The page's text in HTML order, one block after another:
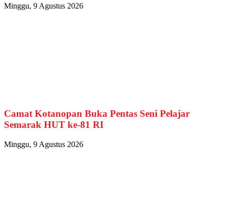
Minggu, 9 Agustus 2026
Camat Kotanopan Buka Pentas Seni Pelajar
Semarak HUT ke-81 RI
Minggu, 9 Agustus 2026